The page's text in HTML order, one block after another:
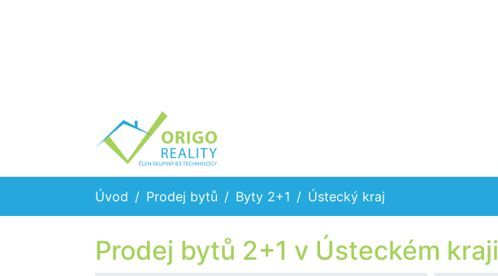
Úvod Prodej bytů Byty 2+1 Ústecký kraj
Prodej bytů 2+1 v Ústeckém kraji